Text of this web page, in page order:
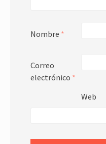
Nombre *
Correo
electrónico *
Web